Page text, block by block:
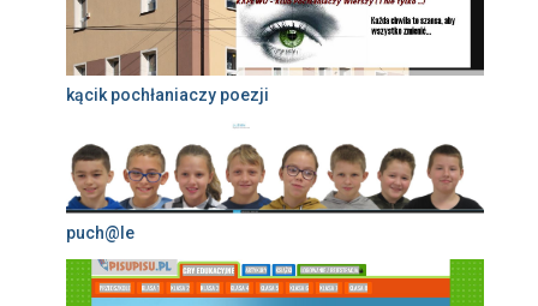
kącik pochłaniaczy poezji
puch@le